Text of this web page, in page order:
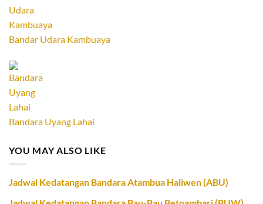
Bandar Udara Kambuaya
Bandara Uyang Lahai
YOU MAY ALSO LIKE
Jadwal Kedatangan Bandara Atambua Haliwen (ABU)